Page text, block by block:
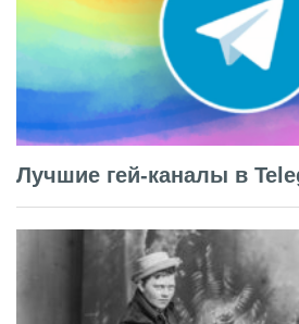
Лучшие гей-каналы в